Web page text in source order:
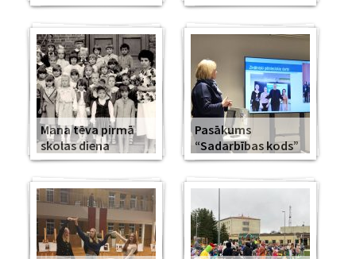
Mana tēva pirmā
skolas diena
Pasākums
“Sadarbības kods”